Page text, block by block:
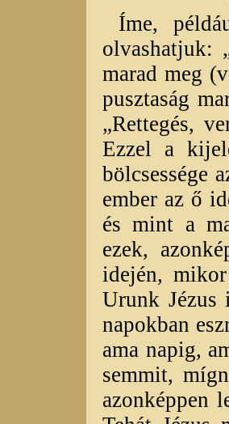
Íme,
olvashatjuk:
marad meg
pusztaság
„Rettegés,
Ezzel a
bölcsessége
ember az ő
és mint a
ezek,
idején,
Urunk Jézus
napokban
ama napig,
semmit,
azonképpen